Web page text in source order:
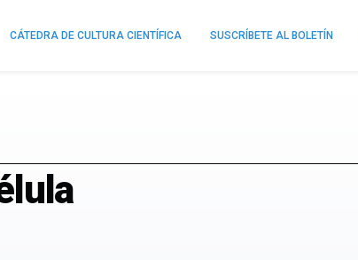
CÁTEDRA DE CULTURA CIENTÍFICA SUSCRÍBETE AL BOLETÍN